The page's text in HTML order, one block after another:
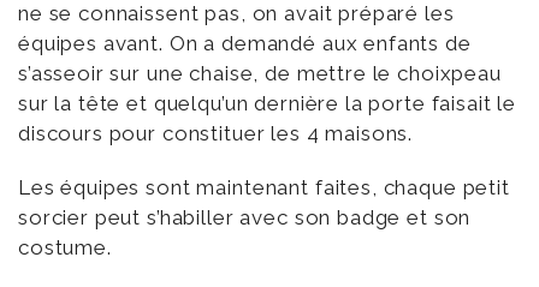
ne se connaissent pas, on avait préparé les
équipes avant. On a demandé aux enfants de
s’asseoir sur une chaise, de mettre le choixpeau
sur la tête et quelqu’un dernière la porte faisait le
discours pour constituer les 4 maisons.
Les équipes sont maintenant faites, chaque petit
sorcier peut s’habiller avec son badge et son
costume.